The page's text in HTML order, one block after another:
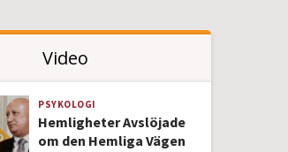
Video
PSYKOLOGI
Hemligheter Avslöjade
om den Hemliga Vägen